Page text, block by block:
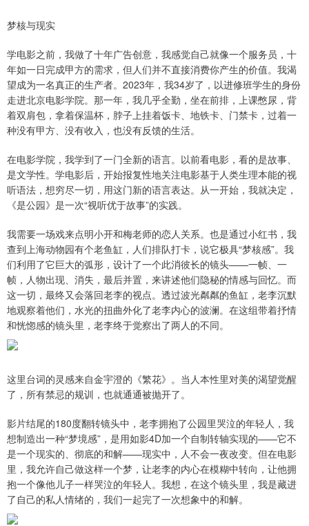
梦核与现实
学电影之前，我做了十年广告创意，我感觉自己就像一个服务员，十
年如一日完成甲方的需求，但人们并不直接消费你产生的价值。我渴
望成为一名真正的生产者。2023年，我34岁了，以进修班学生的身份
走进北京电影学院。那一年，我几乎全勤，坐在前排，上课憋尿，背
着双肩包，拿着保温杯，脖子上挂着饭卡、地铁卡、门禁卡，过着一
种没有甲方、没有收入，也没有反馈的生活。
在电影学院，我学到了一门全新的语言。以前看电影，看的是故事、
是文学性。学电影后，开始报复性地关注电影基于人类生理本能的视
听语法，想穷尽一切，用这门新的语言表达。从一开始，我就决定，
《是公园》是一次“视听优于故事”的实践。
我需要一场戏来点明小开和梅老师的恋人关系。也是通过小红书，我
查到上海动物园有个老鱼缸，人们排队打卡，说它极具“梦核感”。我
们利用了它巨大的弧形，设计了一个此消彼长的镜头——一帧、一
帧，人物出现、消失，最后并置，来讲述他们隐秘的情感与回忆。而
这一切，最终又会落回老李的视点。透过波光粼粼的鱼缸，老李沉默
地观察着他们，水光的扭曲外化了老李内心的波澜。在这组带着抒情
和恍惚感的镜头里，老李终于觉察出了两人的不同。
这里台词的灵感来自金宇澄的《繁花》。当人本性里对美的渴望觉醒
了，所有禁忌的规训，也就通通被抛开了。
影片结尾的180度翻转镜头中，老李拥抱了公园里哭泣的年轻人，我
想制造出一种“梦境感”，是用如影4D加一个自制转轴实现的——它不
是一个现实的、彻底的和解——现实中，人不会一夜改变。但在电影
里，我允许自己做这样一个梦，让老李的内心在模糊中转向，让他拥
抱一个像他儿子一样哭泣的年轻人。我想，在这个镜头里，我是藏进
了自己的私人情绪的，我们一起完了一次想象中的和解。